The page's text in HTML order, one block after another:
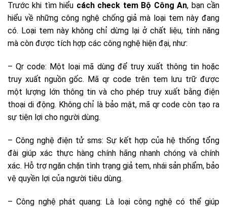
Trước khi tìm hiểu cách check tem Bộ Công An, bạn cần
hiểu về những công nghệ chống giả mà loại tem này đang
có. Loại tem này không chỉ dừng lại ở chất liệu, tính năng
mà còn được tích hợp các công nghệ hiện đại, như:
– Qr code: Một loại mã dùng để truy xuất thông tin hoặc
truy xuất nguồn gốc. Mã qr code trên tem lưu trữ được
một lượng lớn thông tin và cho phép truy xuất bằng điện
thoại di động. Không chỉ là bảo mật, mã qr code còn tạo ra
sự tiện lợi cho người dùng.
– Công nghệ điện tử sms: Sự kết hợp của hệ thống tổng
đài giúp xác thực hàng chính hãng nhanh chóng và chính
xác. Hỗ trợ ngăn chặn tình trạng giả tem, nhái sản phẩm, bảo
vệ quyền lợi của người tiêu dùng.
– Công nghệ phát quang: Là loại công nghệ có thể giúp